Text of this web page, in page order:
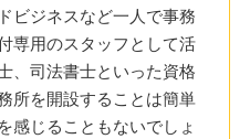
ビジネスなど一人で事務
専用のスタッフとして活
、司法書士といった資格
所を開設することは簡単
感じることもないでしょ